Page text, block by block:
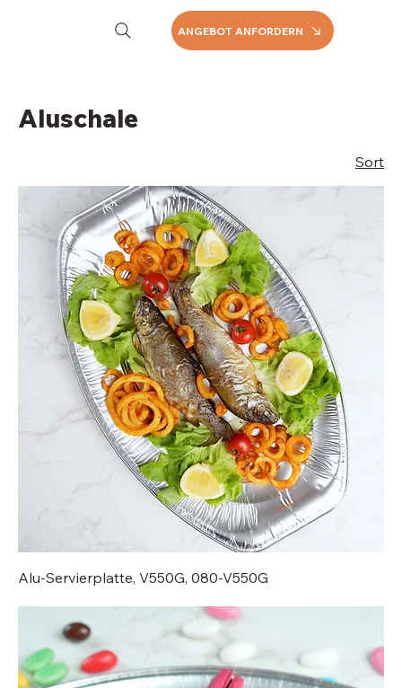
ANGEBOT ANFORDERN
Aluschale
Sort
Alu-Servierplatte, V550G, 080-V550G